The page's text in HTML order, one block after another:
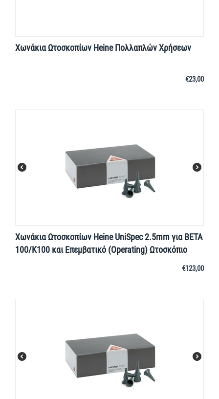
Χωνάκια Ωτοσκοπίων Heine Πολλαπλών Χρήσεων
€23,00
Χωνάκια Ωτοσκοπίων Heine UniSpec 2.5mm για BETA
100/K100 και Επεμβατικό (Operating) Ωτοσκόπιο
€123,00